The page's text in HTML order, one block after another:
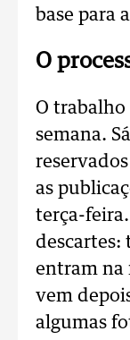
base para
O
O trabalho
semana.
as
terça-feira.
descartes:
entram na
vem
algumas